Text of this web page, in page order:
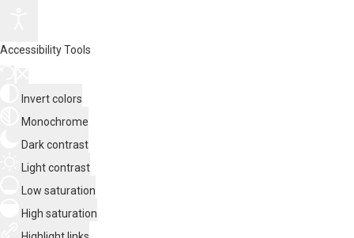
Accessibility Tools
Invert colors
Monochrome
Dark contrast
Light contrast
Low saturation
High saturation